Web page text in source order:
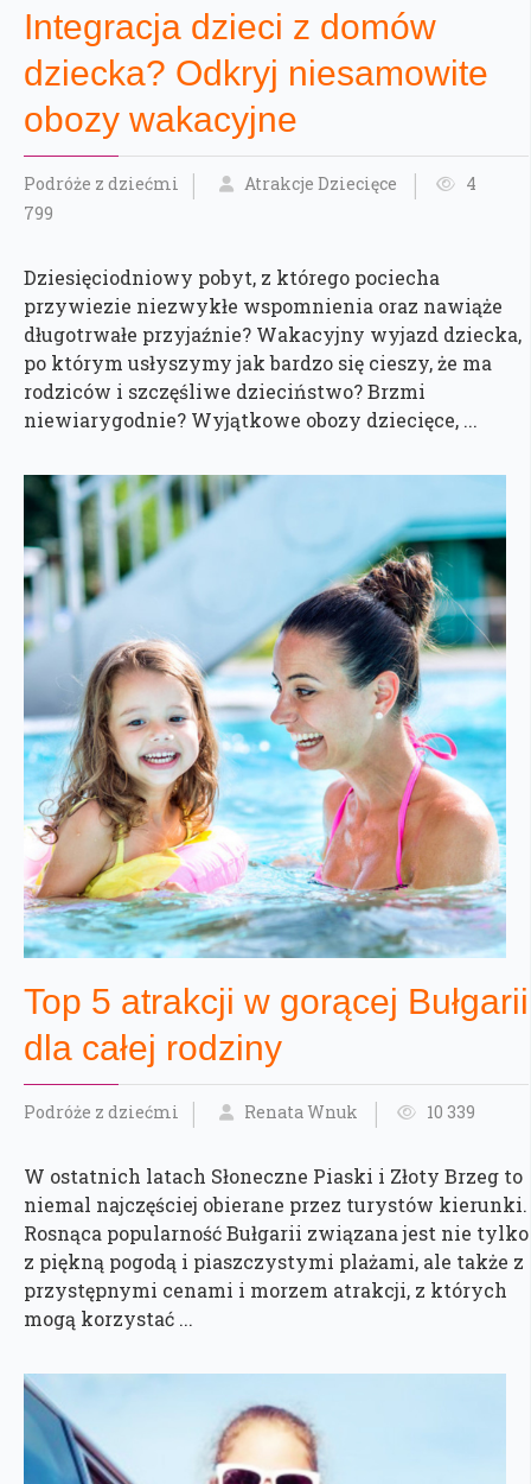
Integracja dzieci z domów
dziecka? Odkryj niesamowite
obozy wakacyjne
Podróże z dziećmi Atrakcje Dziecięce
4
799
Dziesięciodniowy pobyt, z którego pociecha
przywiezie niezwykłe wspomnienia oraz nawiąże
długotrwałe przyjaźnie? Wakacyjny wyjazd dziecka,
po którym usłyszymy jak bardzo się cieszy, że ma
rodziców i szczęśliwe dzieciństwo? Brzmi
niewiarygodnie? Wyjątkowe obozy dziecięce, ...
Top 5 atrakcji w gorącej Bułgarii
dla całej rodziny
Podróże z dziećmi Renata Wnuk 10 339
W ostatnich latach Słoneczne Piaski i Złoty Brzeg to
niemal najczęściej obierane przez turystów kierunki.
Rosnąca popularność Bułgarii związana jest nie tylko
z piękną pogodą i piaszczystymi plażami, ale także z
przystępnymi cenami i morzem atrakcji, z których
mogą korzystać ...